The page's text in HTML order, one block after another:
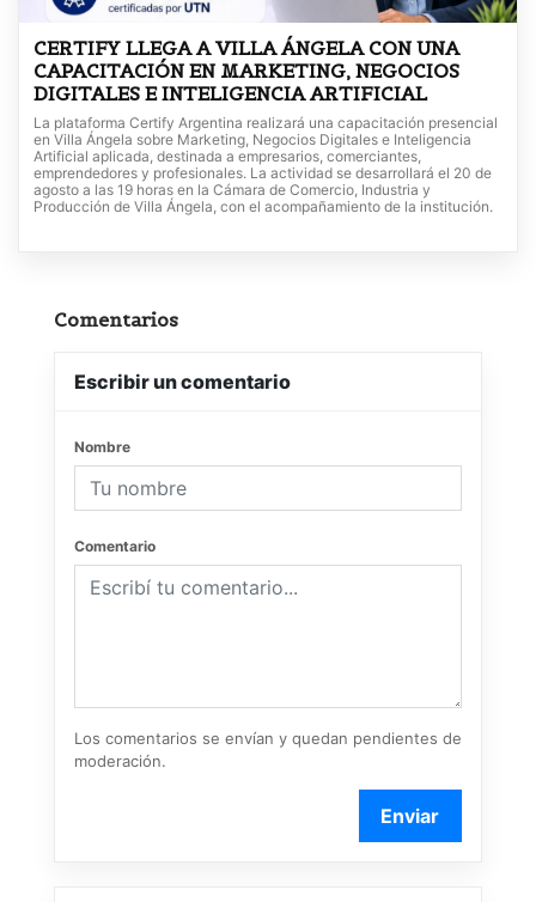
CERTIFY LLEGA A VILLA ÁNGELA CON UNA
CAPACITACIÓN EN MARKETING, NEGOCIOS
DIGITALES E INTELIGENCIA ARTIFICIAL
La plataforma Certify Argentina realizará una capacitación presencial
en Villa Ángela sobre Marketing, Negocios Digitales e Inteligencia
Artificial aplicada, destinada a empresarios, comerciantes,
emprendedores y profesionales. La actividad se desarrollará el 20 de
agosto a las 19 horas en la Cámara de Comercio, Industria y
Producción de Villa Ángela, con el acompañamiento de la institución.
Comentarios
Escribir un comentario
Nombre
Comentario
Los comentarios se envían y quedan pendientes de
moderación.
Enviar